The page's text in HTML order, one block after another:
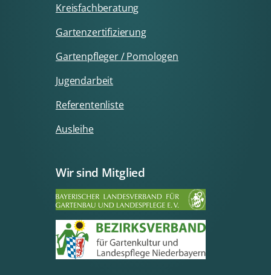
Kreisfachberatung
Gartenzertifizierung
Gartenpfleger / Pomologen
Jugendarbeit
Referentenliste
Ausleihe
Wir sind Mitglied